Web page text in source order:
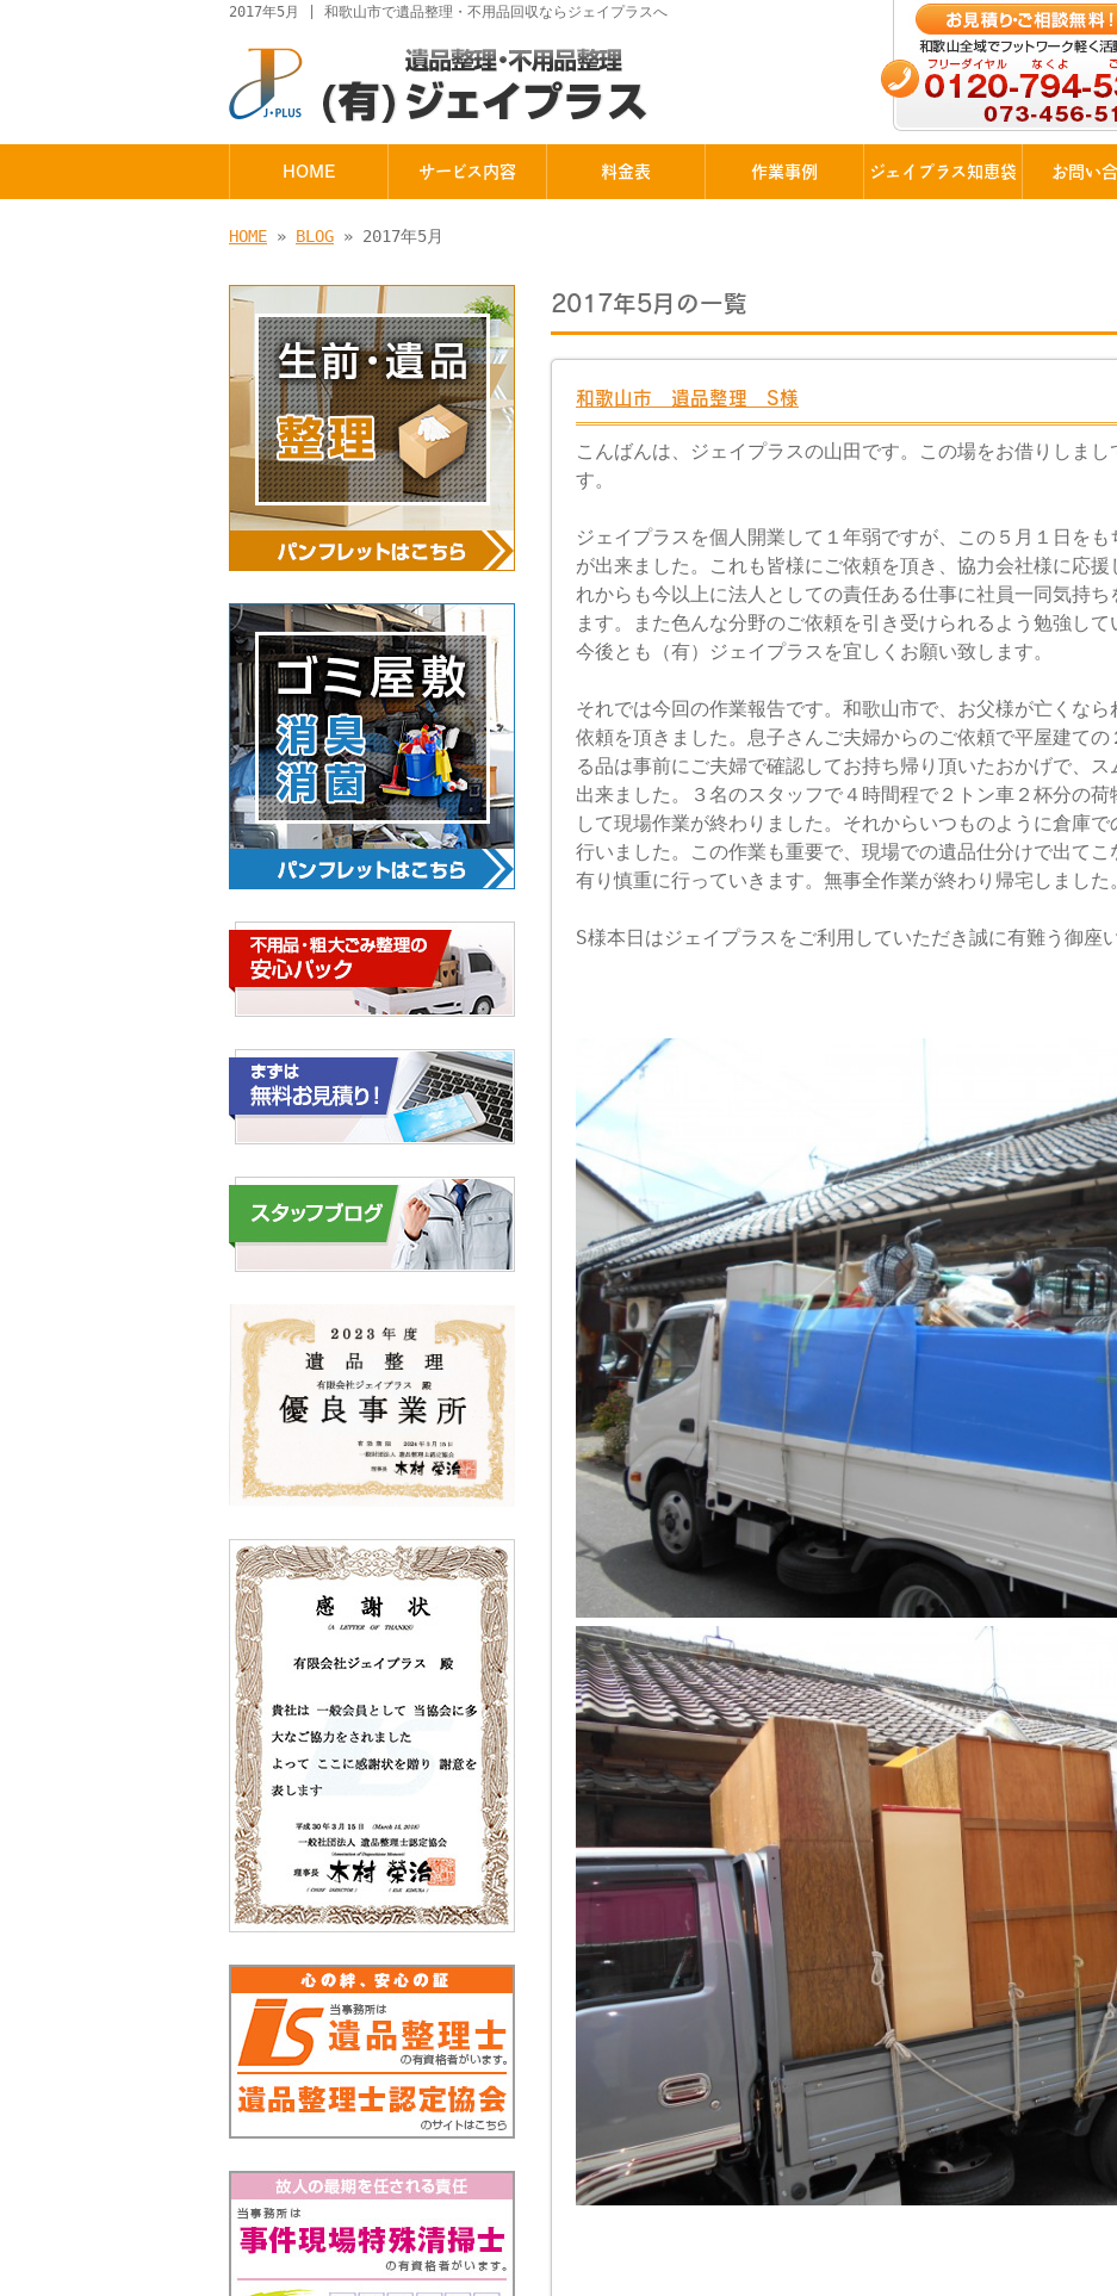
2017年5月 | 和歌山市で遺品整理・不用品回収ならジェイプラスへ
HOME サービス内容 料金表 作業事例 ジェイプラス知恵袋 お問い
HOME » BLOG » 2017年5月
2017年5月の一覧
和歌山市 遺品整理 S様
こんばんは、ジェイプラスの山田です。この場をお借りしまし
す。
ジェイプラスを個人開業して１年弱ですが、この５月１日を
が出来ました。これも皆様にご依頼を頂き、協力会社様に応援
れからも今以上に法人としての責任ある仕事に社員一同気持ち
ます。また色んな分野のご依頼を引き受けられるよう勉強して
今後とも（有）ジェイプラスを宜しくお願い致します。
それでは今回の作業報告です。和歌山市で、お父様が亡くな
依頼を頂きました。息子さんご夫婦からのご依頼で平屋建ての
る品は事前にご夫婦で確認してお持ち帰り頂いたおかげで、
出来ました。３名のスタッフで４時間程で２トン車２杯分の
して現場作業が終わりました。それからいつものように倉庫
行いました。この作業も重要で、現場での遺品仕分けで出てこ
有り慎重に行っていきます。無事全作業が終わり帰宅しました。
S様本日はジェイプラスをご利用していただき誠に有難う御座